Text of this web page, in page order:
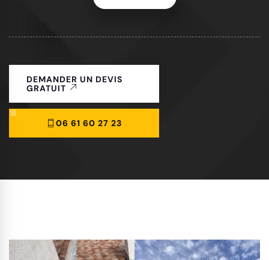
DEMANDER UN DEVIS
GRATUIT
06 61 60 27 23